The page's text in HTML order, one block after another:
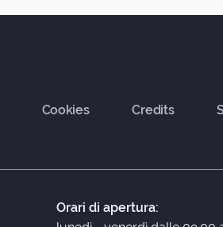
Cookies Credits
Orari di apertura: